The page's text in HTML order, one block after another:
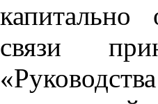
капитально
связи